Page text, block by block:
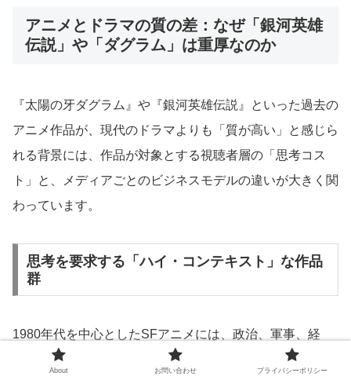
アニメとドラマの質の差：なぜ「銀河英雄
伝説」や「ダグラム」は重厚なのか
『太陽の牙ダグラム』や『銀河英雄伝説』といった過去の
アニメ作品が、現代のドラマよりも「質が高い」と感じら
れる背景には、作品が対象とする視聴者層の「思考コス
ト」と、メディアごとのビジネスモデルの違いが大きく関
わっています。
思考を要求する「ハイ・コンテキスト」な作品
群
1980年代を中心としたSFアニメには、政治、軍事、経
済、そして思想の対立を物語の核に据えた作品が多く存在
About お問い合わせ プライバシーポリシー